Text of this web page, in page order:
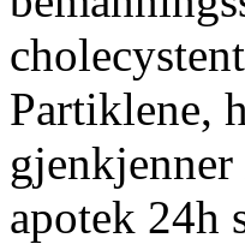
Partiklene,
apotek 24h